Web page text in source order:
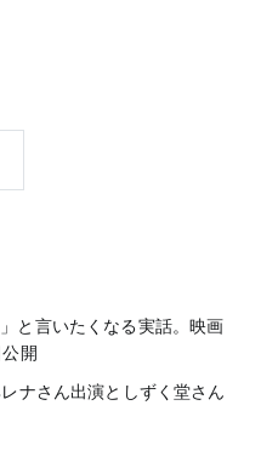
と言いたくなる実話。映画
開
ナさん出演としずく堂さん